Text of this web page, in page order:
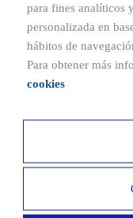
Residencial
para fines analíticos
personalizada en
hábitos de
Para obtener más
cookies